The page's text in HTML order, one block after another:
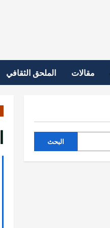
مقالات الملحق الثقافي
البحث